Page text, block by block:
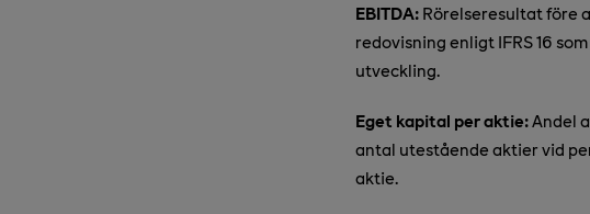
EBITDA: Rörelseresultat före
redovisning enligt IFRS 16
utveckling.
Eget kapital per aktie:Andel
antal utestående aktier vid
aktie.